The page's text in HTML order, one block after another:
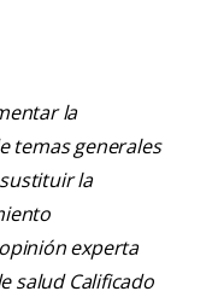
la
temas generales
la
experta
salud Calificado